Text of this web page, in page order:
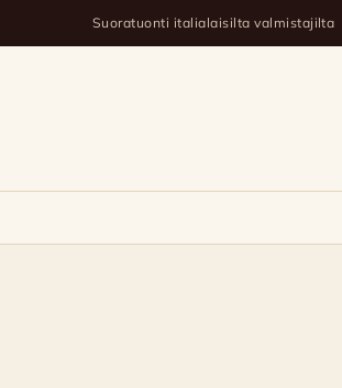
Suoratuonti italialaisilta valmistajilta